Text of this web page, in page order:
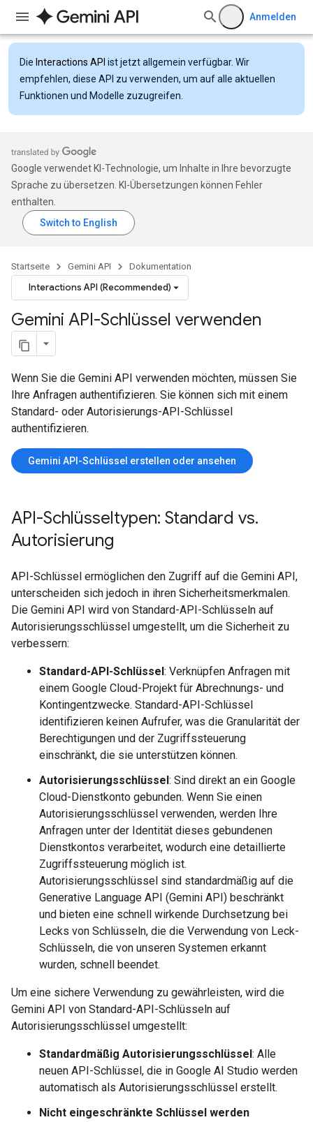
Anmelden
Die Interactions API ist jetzt allgemein verfügbar. Wir
empfehlen, diese API zu verwenden, um auf alle aktuellen
Funktionen und Modelle zuzugreifen.
Google verwendet KI-Technologie, um Inhalte in Ihre bevorzugte
Sprache zu übersetzen. KI-Übersetzungen können Fehler
enthalten.
Startseite Gemini API Dokumentation
Interactions API (Recommended)
Gemini API-Schlüssel verwenden
Wenn Sie die Gemini API verwenden möchten, müssen Sie
Ihre Anfragen authentifizieren. Sie können sich mit einem
Standard- oder Autorisierungs-API-Schlüssel
authentifizieren.
Gemini API-Schlüssel erstellen oder ansehen
API-Schlüsseltypen: Standard vs.
Autorisierung
API-Schlüssel ermöglichen den Zugriff auf die Gemini API,
unterscheiden sich jedoch in ihren Sicherheitsmerkmalen.
Die Gemini API wird von Standard-API-Schlüsseln auf
Autorisierungsschlüssel umgestellt, um die Sicherheit zu
verbessern:
Standard-API-Schlüssel: Verknüpfen Anfragen mit
einem Google Cloud-Projekt für Abrechnungs- und
Kontingentzwecke. Standard-API-Schlüssel
identifizieren keinen Aufrufer, was die Granularität der
Berechtigungen und der Zugriffssteuerung
einschränkt, die sie unterstützen können.
Autorisierungsschlüssel: Sind direkt an ein Google
Cloud-Dienstkonto gebunden. Wenn Sie einen
Autorisierungsschlüssel verwenden, werden Ihre
Anfragen unter der Identität dieses gebundenen
Dienstkontos verarbeitet, wodurch eine detaillierte
Zugriffssteuerung möglich ist.
Autorisierungsschlüssel sind standardmäßig auf die
Generative Language API (Gemini API) beschränkt
und bieten eine schnell wirkende Durchsetzung bei
Lecks von Schlüsseln, die die Verwendung von Leck-
Schlüsseln, die von unseren Systemen erkannt
wurden, schnell beendet.
Um eine sichere Verwendung zu gewährleisten, wird die
Gemini API von Standard-API-Schlüsseln auf
Autorisierungsschlüssel umgestellt:
Standardmäßig Autorisierungsschlüssel: Alle
neuen API-Schlüssel, die in Google AI Studio werden
automatisch als Autorisierungsschlüssel erstellt.
Nicht eingeschränkte Schlüssel werden